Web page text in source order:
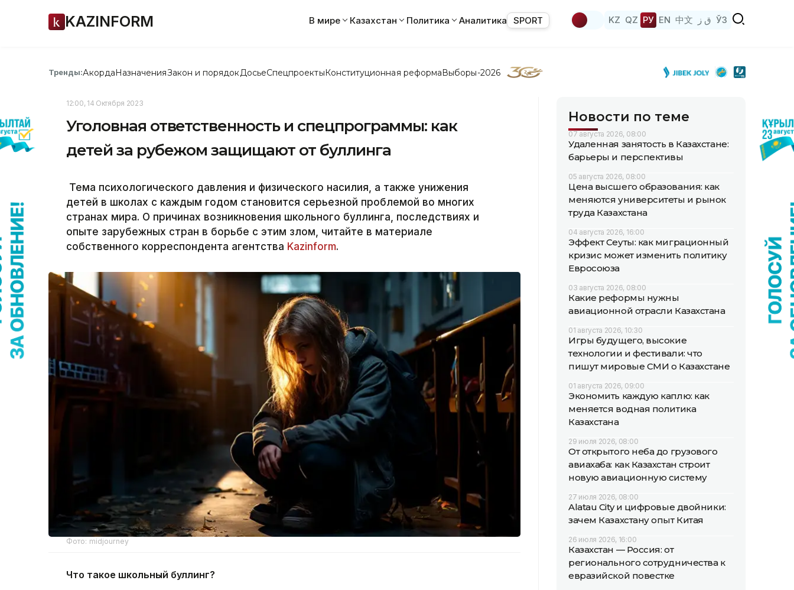
KAZINFORM В мире Казахстан Политика Аналитика SPORT KZ QZ РУ EN 中文 ق ز ЎЗ
Тренды:АкордаНазначенияЗакон и порядок ДосьеСпецпроектыКонституционная реформаВыборы-2026
12:00, 14 Октября 2023
Уголовная ответственность и спецпрограммы: как
детей за рубежом защищают от буллинга
Тема психологического давления и физического насилия, а также унижения
детей в школах с каждым годом становится серьезной проблемой во многих
странах мира. О причинах возникновения школьного буллинга, последствиях и
опыте зарубежных стран в борьбе с этим злом, читайте в материале
собственного корреспондента агентства Kazinform.
Фото: midjourney
Что такое школьный буллинг?
Новости по теме
07 августа 2026, 08:00
Удаленная занятость в Казахстане:
барьеры и перспективы
05 августа 2026, 08:00
Цена высшего образования: как
меняются университеты и рынок
труда Казахстана
04 августа 2026, 16:00
Эффект Сеуты: как миграционный
кризис может изменить политику
Евросоюза
03 августа 2026, 08:00
Какие реформы нужны
авиационной отрасли Казахстана
01 августа 2026, 10:30
Игры будущего, высокие
технологии и фестивали: что
пишут мировые СМИ о Казахстане
01 августа 2026, 09:00
Экономить каждую каплю: как
меняется водная политика
Казахстана
29 июля 2026, 08:00
От открытого неба до грузового
авиахаба: как Казахстан строит
новую авиационную систему
27 июля 2026, 08:00
Alatau City и цифровые двойники:
зачем Казахстану опыт Китая
26 июля 2026, 16:00
Казахстан — Россия: от
регионального сотрудничества к
евразийской повестке